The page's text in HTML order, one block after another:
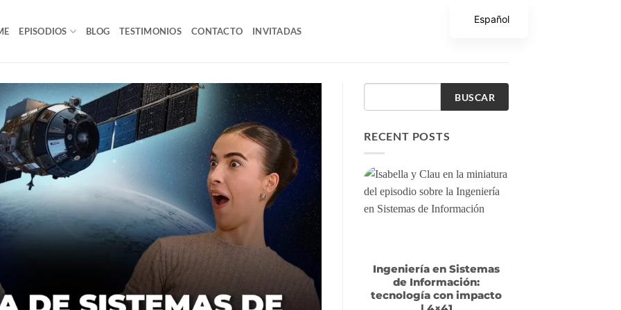
EPISODIOS BLOG TESTIMONIOS CONTACTO INVITADAS
BUSCAR
RECENT POSTS
Ingeniería en Sistemas
de Información:
tecnología con impacto
Español